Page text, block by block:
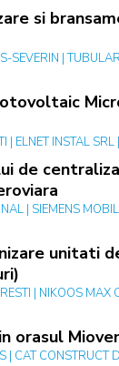
si
|
| ELNET INSTAL
de
| SIEMENS
unitati
| NIKOOS MAX
orasul
CAT CONSTRUCT